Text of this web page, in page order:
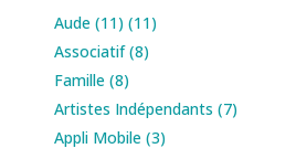
Aude (11) (11)
Associatif(8)
Famille (8)
Artistes Indépendants (7)
Appli Mobile (3)